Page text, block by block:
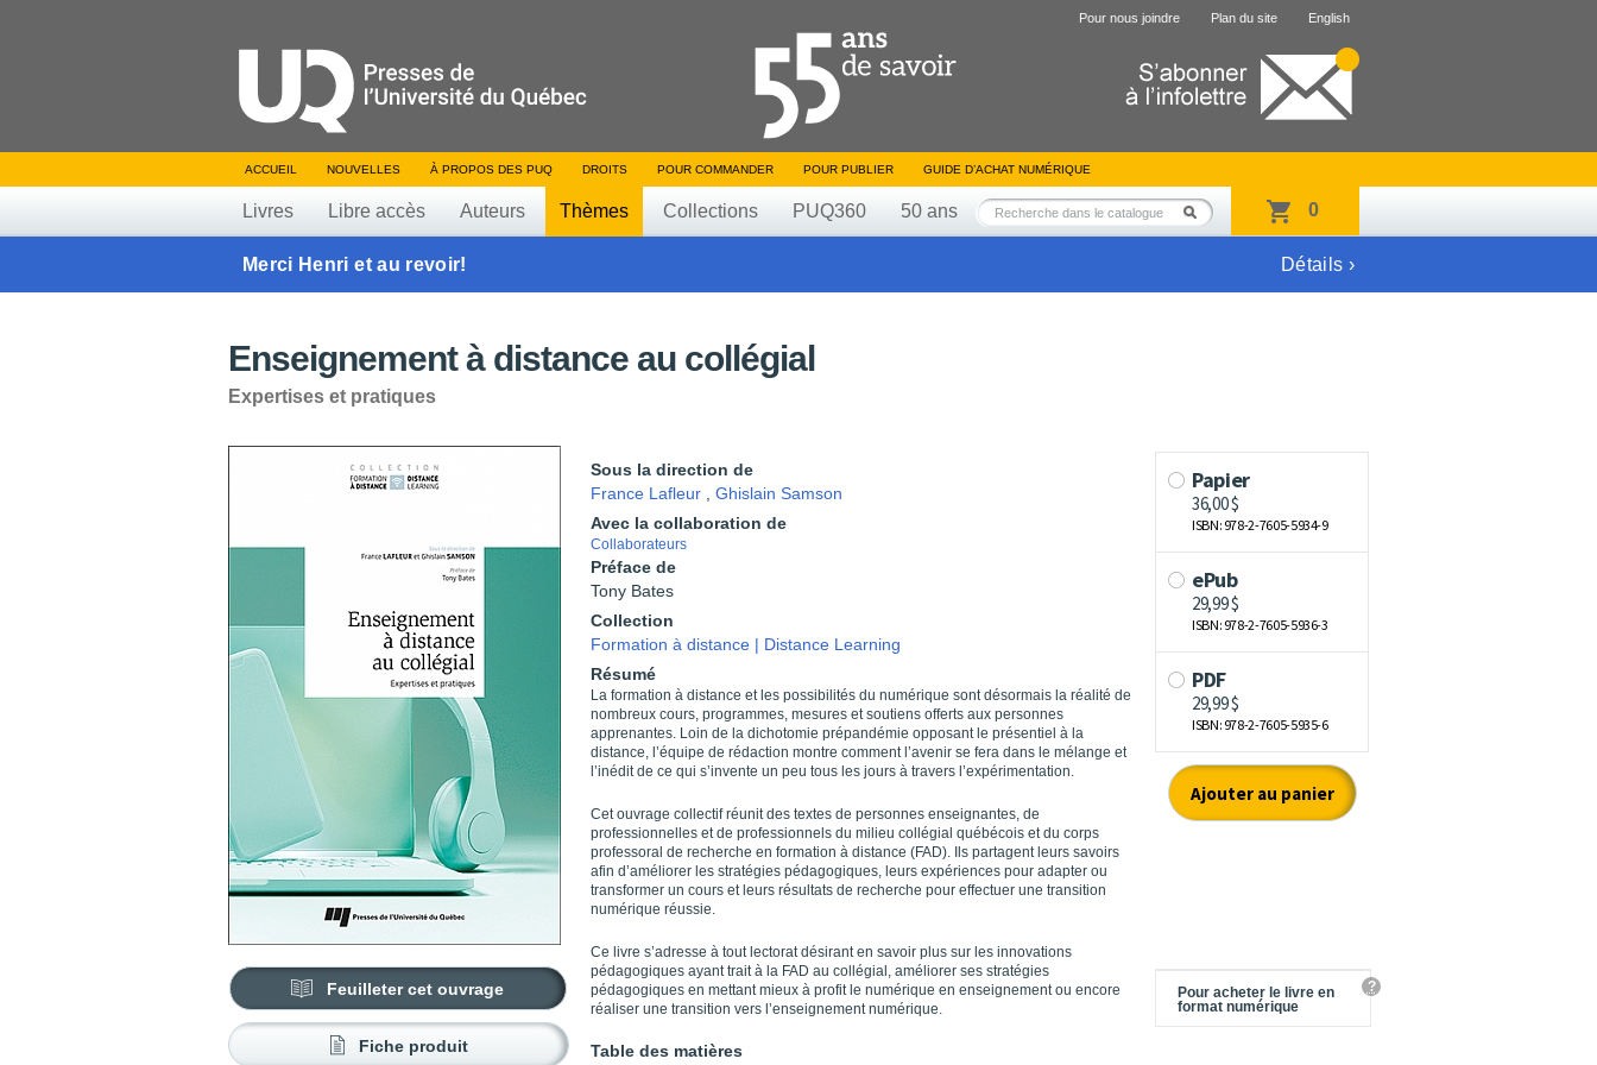
Pour nous joindre Plan du site English
ACCUEIL NOUVELLES À PROPOS DES PUQ DROITS POUR COMMANDER POUR PUBLIER GUIDE D’ACHAT NUMÉRIQUE
Livres Libre accès Auteurs Thèmes Collections PUQ360 50 ans 0
Merci Henri et au revoir! Détails ›
Enseignement à distance au collégial
Expertises et pratiques
Feuilleter cet ouvrage
Fiche produit
Sous la direction de
France Lafleur
Ghislain Samson
Avec la collaboration de
Collaborateurs
Préface de
Tony Bates
Collection
Formation à distance | Distance Learning
Résumé
La formation à distance et les possibilités du numérique sont désormais la réalité de
nombreux cours, programmes, mesures et soutiens offerts aux personnes
apprenantes. Loin de la dichotomie prépandémie opposant le présentiel à la
distance, l’équipe de rédaction montre comment l’avenir se fera dans le mélange et
l’inédit de ce qui s’invente un peu tous les jours à travers l’expérimentation.
Cet ouvrage collectif réunit des textes de personnes enseignantes, de
professionnelles et de professionnels du milieu collégial québécois et du corps
professoral de recherche en formation à distance (FAD). Ils partagent leurs savoirs
afin d’améliorer les stratégies pédagogiques, leurs expériences pour adapter ou
transformer un cours et leurs résultats de recherche pour effectuer une transition
numérique réussie.
Ce livre s’adresse à tout lectorat désirant en savoir plus sur les innovations
pédagogiques ayant trait à la FAD au collégial, améliorer ses stratégies
pédagogiques en mettant mieux à profit le numérique en enseignement ou encore
réaliser une transition vers l’enseignement numérique.
Table des matières
Pour acheter le livre en
format numérique
?